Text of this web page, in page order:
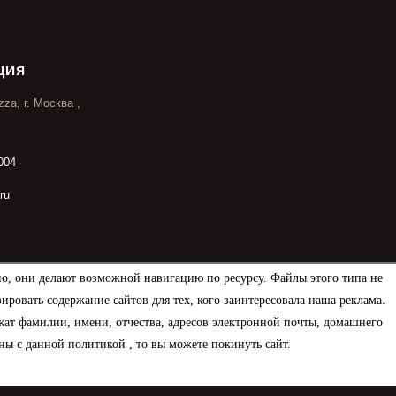
они делают возможной навигацию по ресурсу. Файлы этого типа не
содержание сайтов для тех, кого заинтересовала наша реклама.
фамилии, имени, отчества, адресов электронной почты, домашнего
с данной политикой , то вы можете покинуть сайт.
г. Москва ,